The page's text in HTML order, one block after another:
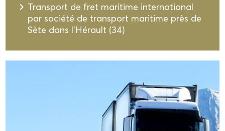
navigate_next Transport de fret maritime international
par société de transport maritime près de
Sète dans l'Hérault (34)